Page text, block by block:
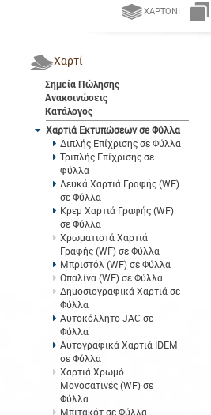
ΧΑΡΤΌΝΙ
Χαρτί
Σημεία Πώλησης
Ανακοινώσεις
Κατάλογος
Χαρτιά Εκτυπώσεων σε Φύλλα
Διπλής Επίχρισης σε Φύλλα
Τριπλής Επίχρισης σε
φύλλα
Λευκά Χαρτιά Γραφής (WF)
σε Φύλλα
Κρεμ Χαρτιά Γραφής (WF)
σε Φύλλα
Χρωματιστά Χαρτιά
Γραφής (WF) σε Φύλλα
Μπριστόλ (WF) σε Φύλλα
Οπαλίνα (WF) σε Φύλλα
Δημοσιογραφικά Χαρτιά σε
Φύλλα
Αυτοκόλλητο JAC σε
Φύλλα
Αυτογραφικά Χαρτιά IDEM
σε Φύλλα
Χαρτιά Χρωμό
Μονοσατινές (WF) σε
Φύλλα
Μπιτακότ σε Φύλλα